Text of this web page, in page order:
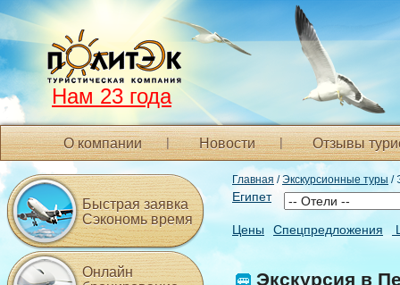
Нам 23 года
О компании Новости Отзывы
Главная /Экскурсионные туры /
Египет
Цены Спецпредложения
Экскурсия в
Быстрая заявка
Сэкономь время
Онлайн